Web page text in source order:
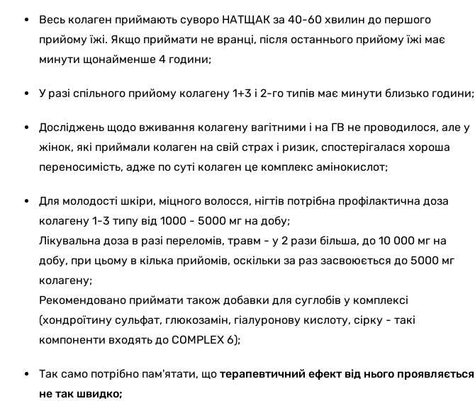
Весь колаген приймають суворо НАТЩАК за 40-60 хвилин до першого
прийому їжі. Якщо приймати не вранці, після останнього прийому їжі має
минути щонайменше 4 години;
У разі спільного прийому колагену 1+3 і 2-го типів має минути близько години;
Досліджень щодо вживання колагену вагітними і на ГВ не проводилося, але у
жінок, які приймали колаген на свій страх і ризик, спостерігалася хороша
переносимість, адже по суті колаген це комплекс амінокислот;
Для молодості шкіри, міцного волосся, нігтів потрібна профілактична доза
колагену 1-3 типу від 1000 - 5000 мг на добу;
Лікувальна доза в разі переломів, травм - у 2 рази більша, до 10 000 мг на
добу, при цьому в кілька прийомів, оскільки за раз засвоюється до 5000 мг
колагену;
Рекомендовано приймати також добавки для суглобів у комплексі
(хондроїтину сульфат, глюкозамін, гіалуронову кислоту, сірку - такі
компоненти входять до COMPLEX 6);
Так само потрібно пам'ятати, що терапевтичний ефект від нього проявляється
не так швидко;